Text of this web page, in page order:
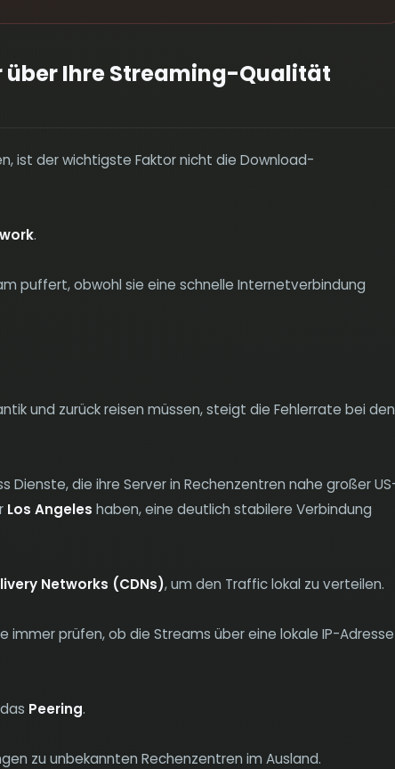
über Ihre Streaming-Qualität
ist der wichtigste Faktor nicht die Download-
.
puffert, obwohl sie eine schnelle Internetverbindung
und zurück reisen müssen, steigt die Fehlerrate bei den
die ihre Server in Rechenzentren nahe großer
Los Angeles haben, eine deutlich stabilere Verbindung
Networks (CDNs), um den Traffic lokal zu verteilen.
immer prüfen, ob die Streams über eine lokale IP-Adresse
Peering.
zu unbekannten Rechenzentren im Ausland.